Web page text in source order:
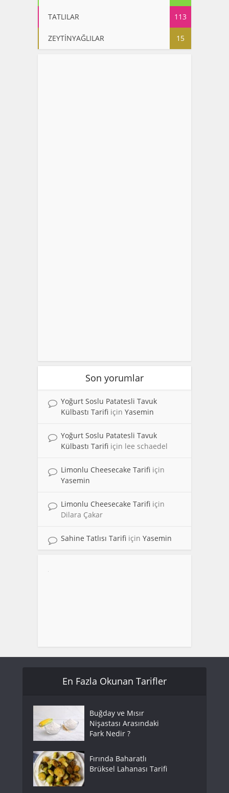
TATLILAR 113
ZEYTİNYAĞLILAR 15
Son yorumlar
Yoğurt Soslu Patatesli Tavuk
Külbastı Tarifi için Yasemin
Yoğurt Soslu Patatesli Tavuk
Külbastı Tarifi için lee schaedel
Limonlu Cheesecake Tarifi için
Yasemin
Limonlu Cheesecake Tarifi için
Dilara Çakar
Sahine Tatlısı Tarifi için Yasemin
En Fazla Okunan Tarifler
Buğday ve Mısır
Nişastası Arasındaki
Fark Nedir ?
Fırında Baharatlı
Brüksel Lahanası Tarifi